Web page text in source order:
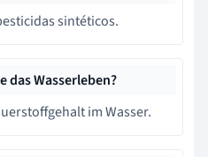
sintéticos.
das Wasserleben?
im Wasser.